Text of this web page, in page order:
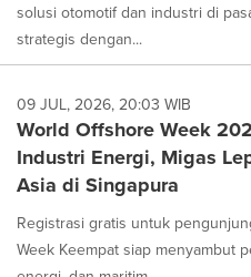
solusi otomotif dan industri di
strategis dengan...
09 JUL, 2026, 20:03 WIB
World Offshore Week
Industri Energi, Migas
Asia di Singapura
Registrasi gratis untuk
Week Keempat siap menyambut